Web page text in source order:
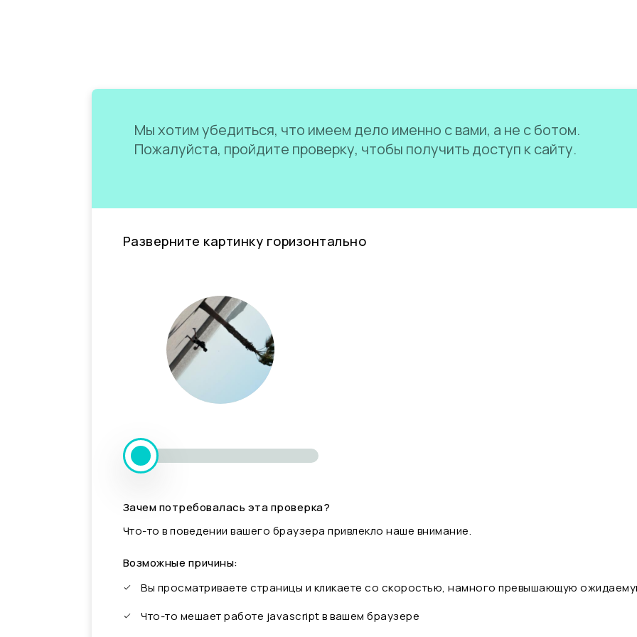
Мы хотим убедиться, что имеем дело именно с вами, а не с ботом.
Пожалуйста, пройдите проверку, чтобы получить доступ к сайту.
Разверните картинку горизонтально
Зачем потребовалась эта проверка?
Что-то в поведении вашего браузера привлекло наше внимание.
Возможные причины:
Вы просматриваете страницы и кликаете со скоростью, намного превышающую
Что-то мешает работе javascript в вашем браузере